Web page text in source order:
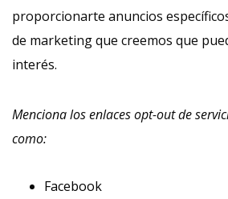
proporcionarte anuncios
de marketing que creemos que
interés.
Menciona los enlaces opt-out de
como:
Facebook